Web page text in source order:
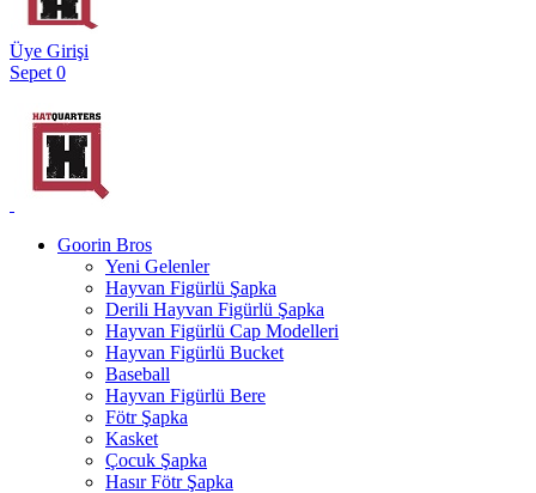
Üye Girişi
Sepet 0
Goorin Bros
Yeni Gelenler
Hayvan Figürlü Şapka
Derili Hayvan Figürlü Şapka
Hayvan Figürlü Cap Modelleri
Hayvan Figürlü Bucket
Baseball
Hayvan Figürlü Bere
Fötr Şapka
Kasket
Çocuk Şapka
Hasır Fötr Şapka